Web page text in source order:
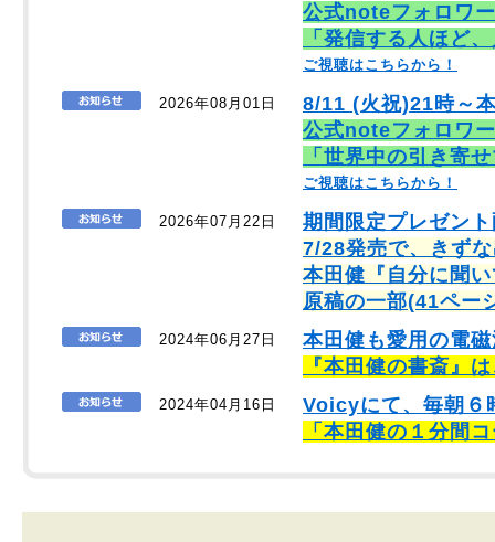
公式noteフォロワ
「発信する人ほど
ご視聴はこちらから！
2026年08月01日
8/11 (火祝)21時～
公式noteフォロワ
「世界中の引き寄
ご視聴はこちらから！
2026年07月22日
期間限定プレゼン
7/28発売で、きず
本田健『自分に聞
原稿の一部(41ペー
2024年06月27日
本田健も愛用の電
『本田健の書斎』
2024年04月16日
Voicyにて、毎朝６
「本田健の１分間